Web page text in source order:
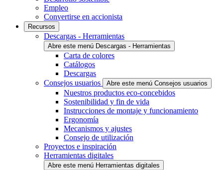
Empleo
Convertirse en accionista
Recursos
Descargas - Herramientas
Abre este menú Descargas - Herramientas
Carta de colores
Catálogos
Descargas
Consejos usuarios
Abre este menú Consejos usuarios
Nuestros productos eco-concebidos
Sostenibilidad y fin de vida
Instrucciones de montaje y funcionamiento
Ergonomía
Mecanismos y ajustes
Consejo de utilización
Proyectos e inspiración
Herramientas digitales
Abre este menú Herramientas digitales